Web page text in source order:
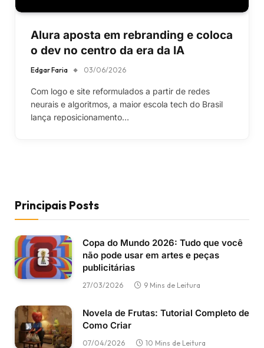
Alura aposta em rebranding e coloca
o dev no centro da era da IA
Edgar Faria 03/06/2026
Com logo e site reformulados a partir de redes
neurais e algoritmos, a maior escola tech do Brasil
lança reposicionamento…
Principais Posts
Copa do Mundo 2026: Tudo que você
não pode usar em artes e peças
publicitárias
27/03/2026 9 Mins de Leitura
Novela de Frutas: Tutorial Completo de
Como Criar
07/04/2026 10 Mins de Leitura